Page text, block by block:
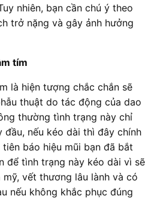
nhiên, bạn cần chú ý theo
trở nặng và gây ảnh hưởng
tím
là hiện tượng chắc chắn sẽ
thuật do tác động của dao
thường tình trạng này chỉ
nếu kéo dài thì đây chính
báo hiệu mũi bạn đã bắt
để tình trạng này kéo dài vì sẽ
vết thương lâu lành và có
nếu không khắc phục đúng